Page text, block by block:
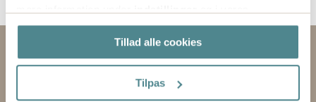
persondatapolitik. Du kan altid trække dit samtykke
tilbage eller ændre indstillinger fra vores
"Cookiedeklaration", eller ved at trykke på "Privacy
Tillad alle cookies
Tilpas
Kontakt os via formularen